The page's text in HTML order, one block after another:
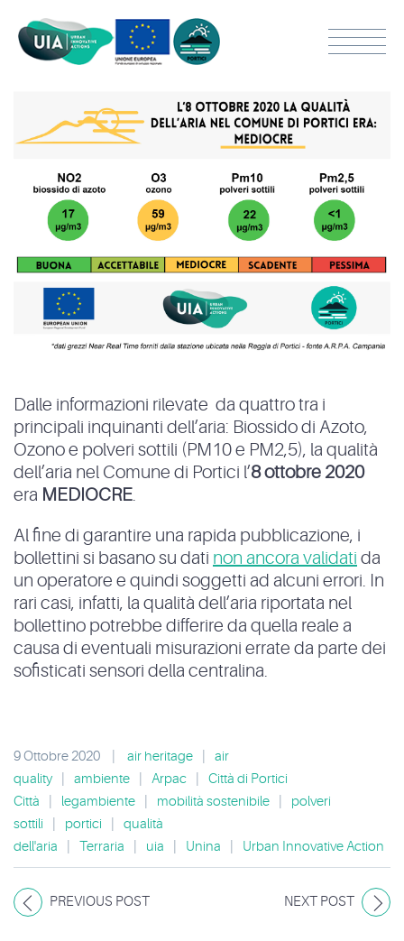
Dalle informazioni rilevate da quattro tra i
principali inquinanti dell’aria: Biossido di Azoto,
Ozono e polveri sottili (PM10 e PM2,5), la qualità
dell’aria nel Comune di Portici l’8 ottobre 2020
era MEDIOCRE.
Al fine di garantire una rapida pubblicazione, i
bollettini si basano su dati non ancora validati da
un operatore e quindi soggetti ad alcuni errori. In
rari casi, infatti, la qualità dell’aria riportata nel
bollettino potrebbe differire da quella reale a
causa di eventuali misurazioni errate da parte dei
sofisticati sensori della centralina.
9 Ottobre 2020 air heritage
air
quality
ambiente Arpac
Città di Portici
Città
legambiente mobilità sostenibile
polveri
sottili
portici
qualità
dell'aria
Terraria uia Unina Urban Innovative Action
PREVIOUS POST NEXT POST